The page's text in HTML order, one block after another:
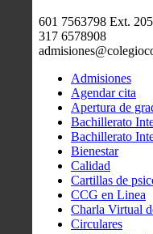
601 7563798 Ext. 205
317 6578908
Admisiones
Agendar cita
Apertura de
Bachillerato
Bachillerato
Bienestar
Calidad
Cartillas de
CCG en Linea
Charla Virtual
Circulares